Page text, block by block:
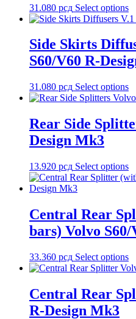
31.080 рсд Select options
Side Skirts
S60/V60 R-
31.080 рсд Select options
Rear Side
Design Mk3
13.920 рсд Select options
Central Rear
bars) Volvo
33.360 рсд Select options
Central Rear
R-Design Mk3